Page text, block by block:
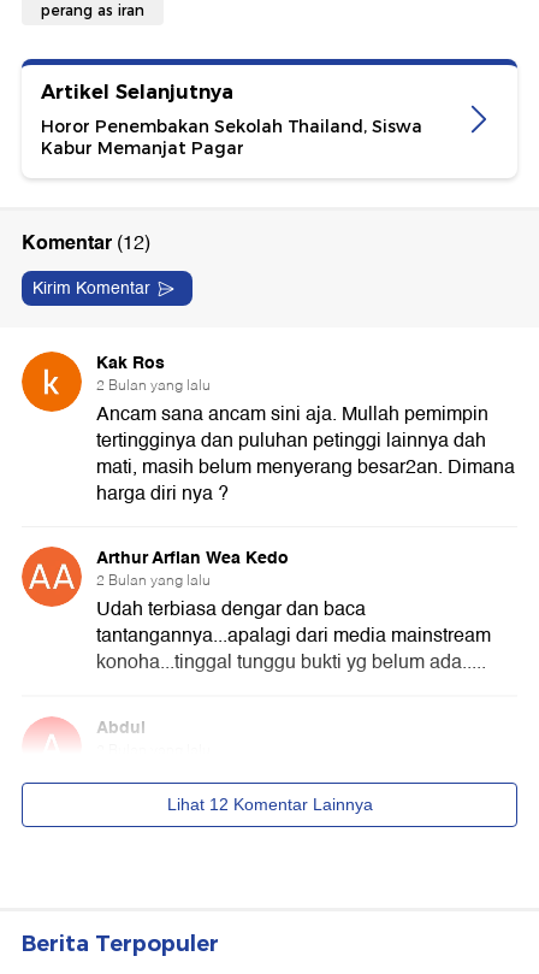
perang as iran
Artikel Selanjutnya
Horor Penembakan Sekolah Thailand, Siswa
Kabur Memanjat Pagar
Berita Terpopuler